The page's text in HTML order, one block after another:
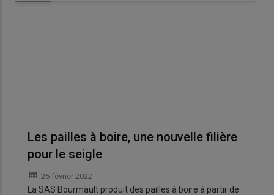
Les pailles à boire, une nouvelle filière
pour le seigle
25 février 2022
La SAS Bourmault produit des pailles à boire à partir de